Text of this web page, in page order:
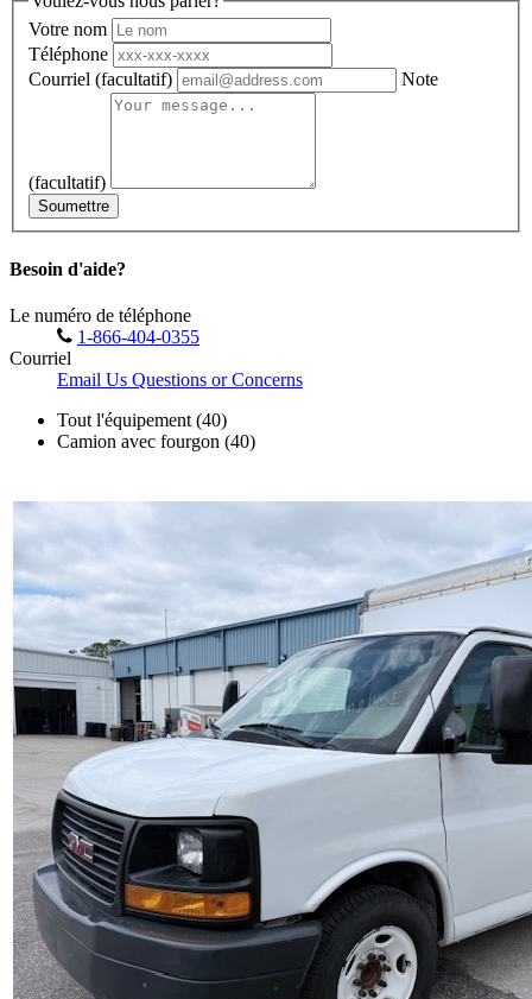
Votre nom
Téléphone
Courriel (facultatif) Note
(facultatif)
Soumettre
Besoin d'aide?
Le numéro de téléphone
1-866-404-0355
Courriel
Email Us Questions or Concerns
Tout l'équipement (40)
Camion avec fourgon (40)